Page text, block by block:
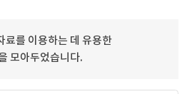
료를 이용하는 데 유용한
모아두었습니다.